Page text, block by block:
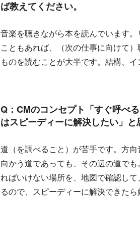
ば教えてください。
音楽を聴きながら本を読んでいます
こともあれば、（次の仕事に向けて
ものを読むことが大半です。結構、イ
Q：CMのコンセプト「すぐ呼べ
はスピーディーに解決したい」と
道（を調べること）が苦手です。方
向かう道であっても、その辺の道で
ればいけない場所を、地図で確認し
るので、スピーディーに解決できたら